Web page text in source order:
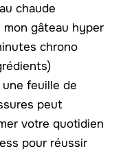
chaude
gâteau hyper
chrono
feuille de
peut
votre quotidien
pour réussir